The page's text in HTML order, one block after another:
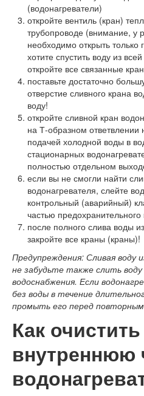
(водонагреватели)
откройте вентиль (кран)
трубопроводе (внимание, у
необходимо открыть только
хотите спустить воду из
откройте все связанные
поставьте достаточно
отверстие сливного крана
воду!
откройте сливной кран
на Т-образном ответвлении
подачей холодной воды в
стационарных
полностью отдельном
если вы не смогли найти
водонагревателя, слейте
контрольный (аварийный)
частью предохранительного
после полного слива воды
закройте все краны (краны)!
Предупреждения: Сливая воду
не забудьте также слить
водоснабжения. Если
без воды в течение
промыть его перед повторным
Как очистить
внутреннюю